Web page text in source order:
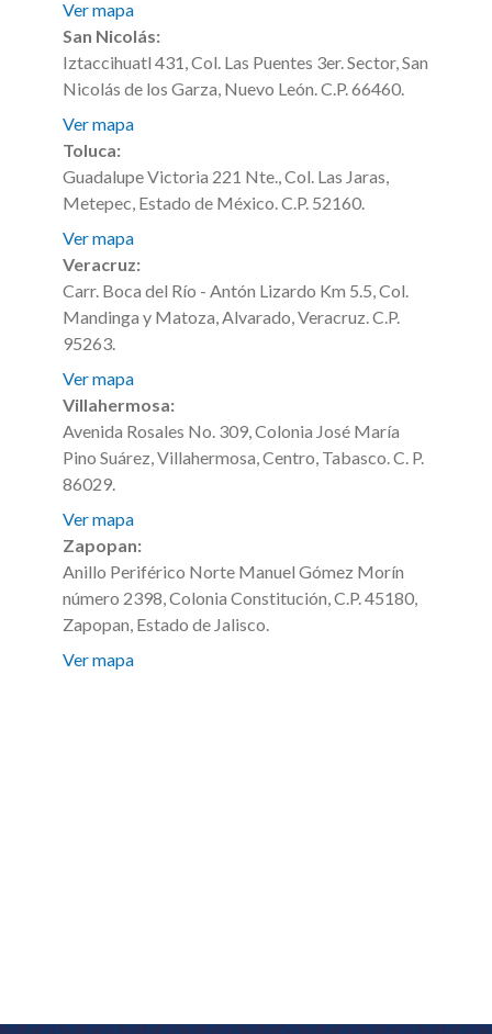
Ver mapa
San Nicolás:
Iztaccihuatl 431, Col. Las Puentes 3er. Sector, San
Nicolás de los Garza, Nuevo León. C.P. 66460.
Ver mapa
Toluca:
Guadalupe Victoria 221 Nte., Col. Las Jaras,
Metepec, Estado de México. C.P. 52160.
Ver mapa
Veracruz:
Carr. Boca del Río - Antón Lizardo Km 5.5, Col.
Mandinga y Matoza, Alvarado, Veracruz. C.P.
95263.
Ver mapa
Villahermosa:
Avenida Rosales No. 309, Colonia José María
Pino Suárez, Villahermosa, Centro, Tabasco. C. P.
86029.
Ver mapa
Zapopan:
Anillo Periférico Norte Manuel Gómez Morín
número 2398, Colonia Constitución, C.P. 45180,
Zapopan, Estado de Jalisco.
Ver mapa